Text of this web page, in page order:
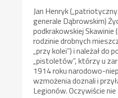
Jan Henryk
generale Dąbrowskim)
podkrakowskiej Skawinie
rodzinie drobnych
„przy kolei”) i należał do
„pistoletów”, którzy u
1914 roku narodowo-
wzmożenia doznali i
Legionów. Oczywiście